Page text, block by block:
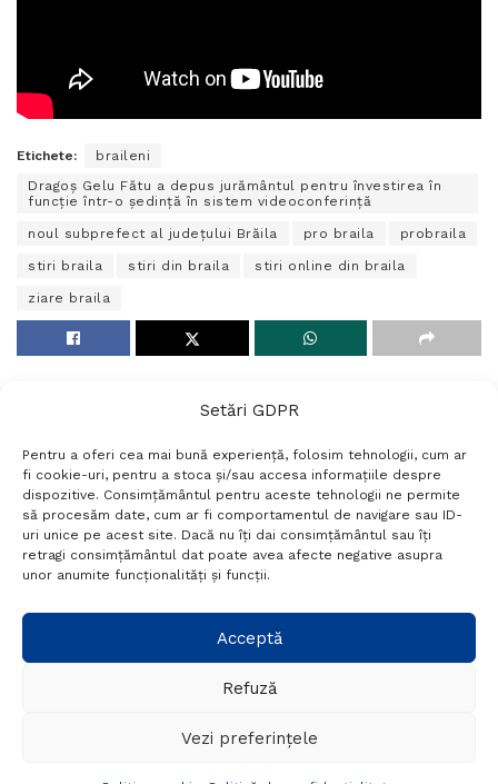
Setări GDPR
Pentru a oferi cea mai bună experiență, folosim tehnologii, cum ar
fi cookie-uri, pentru a stoca și/sau accesa informațiile despre
dispozitive. Consimțământul pentru aceste tehnologii ne permite
să procesăm date, cum ar fi comportamentul de navigare sau ID-
uri unice pe acest site. Dacă nu îți dai consimțământul sau îți
retragi consimțământul dat poate avea afecte negative asupra
unor anumite funcționalități și funcții.
Acceptă
Refuză
Vezi preferințele
Etichete:
braileni
Dragoș Gelu Fătu a depus jurământul pentru învestirea în
funcție într-o ședință în sistem videoconferință
noul subprefect al județului Brăila pro braila probraila
stiri braila stiri din braila stiri online din braila
ziare braila
Termeni si conditii
Politică de confidențialitate
Politica cookies
Setări GDPR
+40 788 760 194